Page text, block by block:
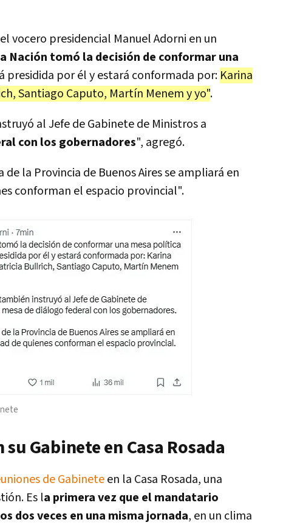
vocero presidencial Manuel Adorni en un
Nación tomó la decisión de conformar una
presidida por él y estará conformada por: Karina
Santiago Caputo, Martín Menem y yo".
al Jefe de Gabinete de Ministros a
con los gobernadores", agregó.
la Provincia de Buenos Aires se ampliará en
conforman el espacio provincial".
Gabinete en Casa Rosada
de Gabineteen la Casa Rosada, una
Es la primera vez que el mandatario
dos veces en una misma jornada, en un clima